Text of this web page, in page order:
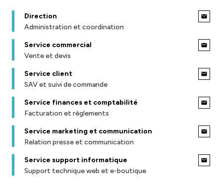
Direction
Administration et coordination
Service commercial
Vente et devis
Service client
SAV et suivi de commande
Service finances et comptabilité
Facturation et règlements
Service marketing et communication
Relation presse et communication
Service support informatique
Support technique web et e-boutique